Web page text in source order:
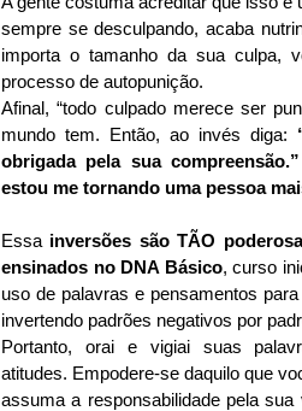
sempre se desculpando, acaba
importa o tamanho da sua culpa,
processo de autopunição.
Afinal, “todo culpado merece ser
mundo tem. Então, ao invés diga:
obrigada pela sua compreensão.”
estou me tornando uma pessoa
Essa inversões são TÃO
ensinados no DNA Básico, curso
uso de palavras e pensamentos
invertendo padrões negativos por
Portanto, orai e vigiai suas
atitudes. Empodere-se daquilo que
assuma a responsabilidade pela